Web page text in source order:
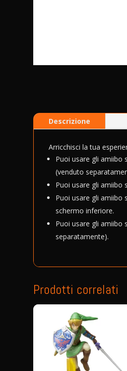
Descrizione
Arricchisci la tua
Puoi usare gli amiibo
(venduto
Puoi usare gli amiibo
Puoi usare gli amiibo
schermo inferiore.
Puoi usare gli amiibo
separatamente).
Prodotti correlati